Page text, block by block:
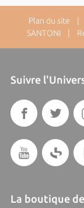
Plan du site |
SANTONI |
Suivre
La boutique